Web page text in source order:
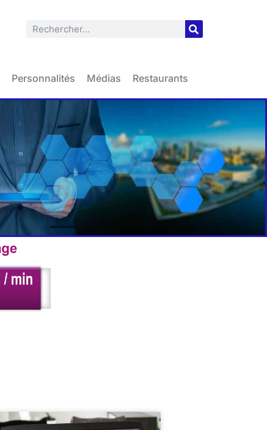
Personnalités Médias Restaurants